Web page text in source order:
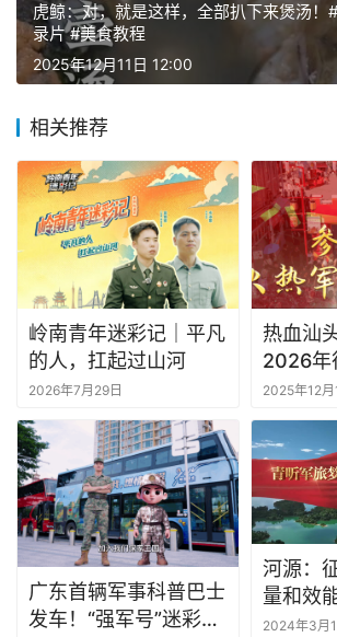
虎鲸：对，就是这样，全部扒下来煲汤！
录片 #美食教程
2025年12月11日 12:00
相关推荐
岭南青年迷彩记｜平凡
的人，扛起过山河
2026年7月29日
热血汕
2026年
热开启
2025年12月
广东首辆军事科普巴士
发车！“强军号”迷彩主
河源：
量和效
2024年3月